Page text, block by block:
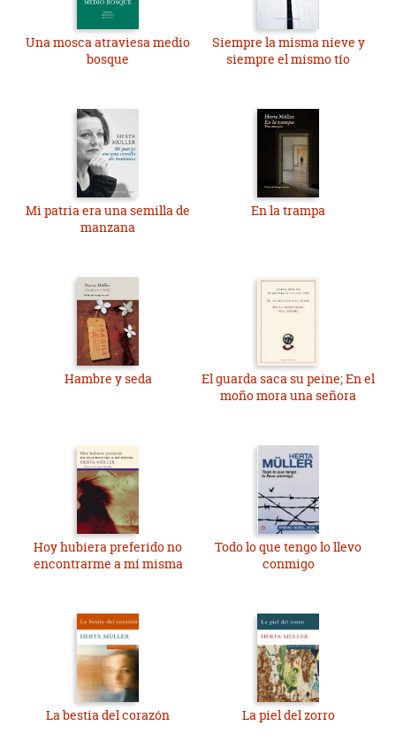
Una mosca atraviesa medio
bosque
Siempre la misma nieve y
siempre el mismo tío
Mi patria era una semilla de
manzana
En la trampa
Hambre y seda
El guarda saca su peine; En el
moño mora una señora
Hoy hubiera preferido no
encontrarme a mí misma
Todo lo que tengo lo llevo
conmigo
La bestia del corazón La piel del zorro